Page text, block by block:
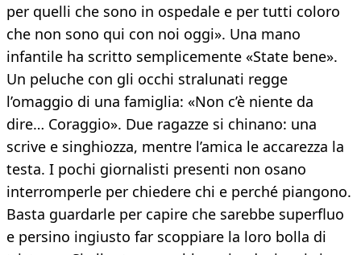
per quelli che sono in ospedale e per tutti coloro
che non sono qui con noi oggi». Una mano
infantile ha scritto semplicemente «State bene».
Un peluche con gli occhi stralunati regge
l’omaggio di una famiglia: «Non c’è niente da
dire… Coraggio». Due ragazze si chinano: una
scrive e singhiozza, mentre l’amica le accarezza la
testa. I pochi giornalisti presenti non osano
interromperle per chiedere chi e perché piangono.
Basta guardarle per capire che sarebbe superfluo
e persino ingiusto far scoppiare la loro bolla di